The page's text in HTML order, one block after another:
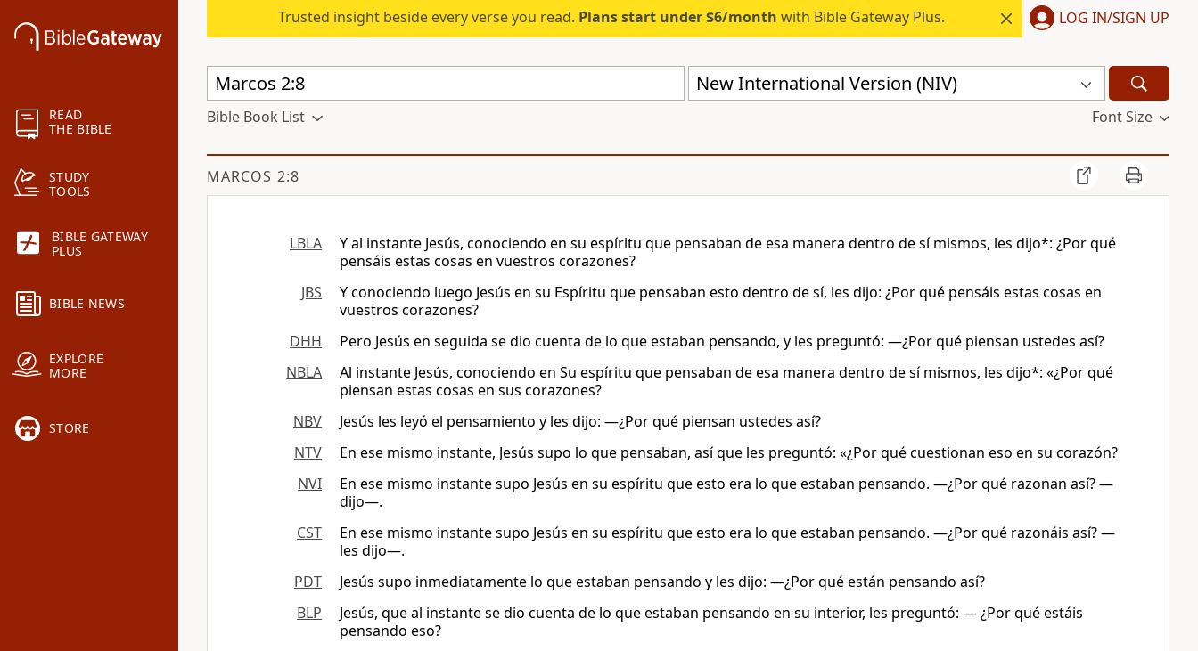
READ
THE BIBLE
STUDY
TOOLS
BIBLE GATEWAY
PLUS
BIBLE NEWS
EXPLORE
MORE
STORE
Trusted insight beside every verse you read. Plans start under $6/month with Bible Gateway Plus. LOG IN/SIGN UP
New International Version (NIV)
Bible Book List Font Size
MARCOS 2:8
LBLA
Y al instante Jesús, conociendo en su espíritu que pensaban de esa manera dentro de sí mismos, les dijo*: ¿Por qué
pensáis estas cosas en vuestros corazones?
JBS
Y conociendo luego Jesús en su Espíritu que pensaban esto dentro de sí, les dijo: ¿Por qué pensáis estas cosas en
vuestros corazones?
DHH
Pero Jesús en seguida se dio cuenta de lo que estaban pensando, y les preguntó: —¿Por qué piensan ustedes así?
NBLA
Al instante Jesús, conociendo en Su espíritu que pensaban de esa manera dentro de sí mismos, les dijo*: «¿Por qué
piensan estas cosas en sus corazones?
NBV
Jesús les leyó el pensamiento y les dijo: ―¿Por qué piensan ustedes así?
NTV
En ese mismo instante, Jesús supo lo que pensaban, así que les preguntó: «¿Por qué cuestionan eso en su corazón?
NVI
En ese mismo instante supo Jesús en su espíritu que esto era lo que estaban pensando. —¿Por qué razonan así? —
dijo—.
CST
En ese mismo instante supo Jesús en su espíritu que esto era lo que estaban pensando. ―¿Por qué razonáis así? —
les dijo—.
PDT
Jesús supo inmediatamente lo que estaban pensando y les dijo: —¿Por qué están pensando así?
BLP
Jesús, que al instante se dio cuenta de lo que estaban pensando en su interior, les preguntó: — ¿Por qué estáis
pensando eso?